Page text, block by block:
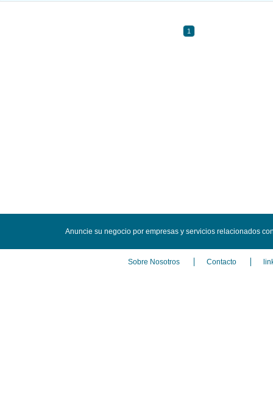
1
Anuncie su negocio por empresas y servicios relacionados
Sobre Nosotros Contacto